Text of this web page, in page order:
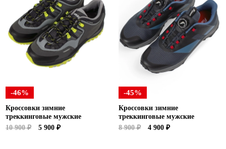
-46%
Кроссовки зимние
треккинговые мужские
10 900 ₽
5 900 ₽
-45%
Кроссовки зимние
треккинговые мужские
8 900 ₽
4 900 ₽